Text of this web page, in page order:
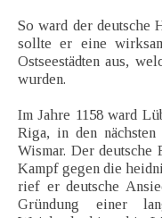
So ward der deutsche
sollte er eine
Ostseestädten aus,
wurden.
Im Jahre 1158 ward
Riga, in den nächsten
Wismar. Der deutsche
Kampf gegen die
rief er deutsche
Gründung einer